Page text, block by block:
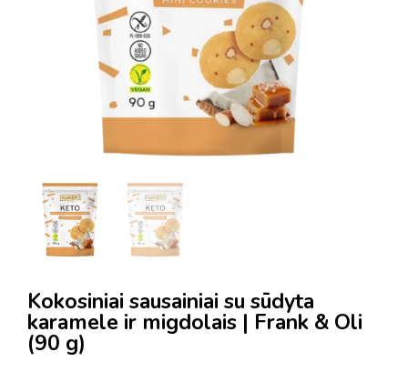
Kokosiniai sausainiai su sūdyta
karamele ir migdolais | Frank & Oli
(90 g)